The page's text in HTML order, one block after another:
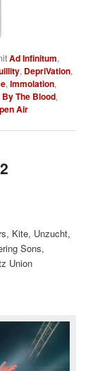
Ad Infinitum,
, DepriVation,
,Immolation,
The Blood,
Air
Kite, Unzucht,
Sons,
Union